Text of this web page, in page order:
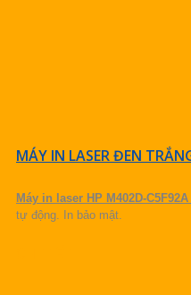
MÁY IN LASER ĐEN
Máy in laser HP M402D-C5F92A
tự động. In bảo mật.